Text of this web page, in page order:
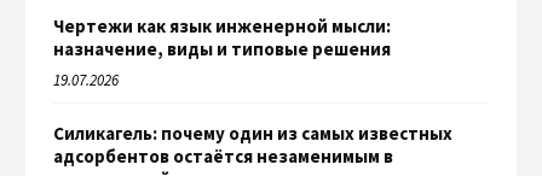
Чертежи как язык инженерной мысли:
назначение, виды и типовые решения
19.07.2026
Силикагель: почему один из самых известных
адсорбентов остаётся незаменимым в